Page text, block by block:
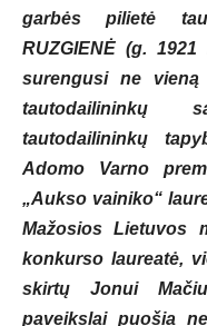
garbės pilietė
RUZGIENĖ (g.
surengusi ne
tautodailininkų
tautodailininkų
Adomo Varno
„Aukso vainiko“
Mažosios Lietuvos
konkurso laureatė,
skirtų Jonui
paveikslai puošia